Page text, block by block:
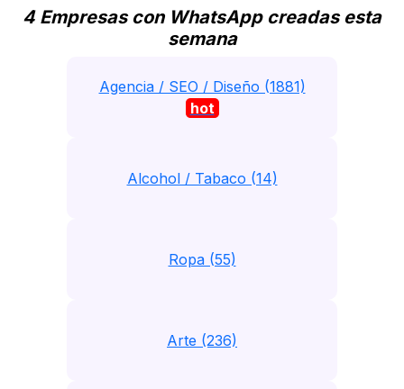
4 Empresas con WhatsApp creadas esta
semana
Agencia / SEO / Diseño (1881)
hot
Alcohol / Tabaco (14)
Ropa (55)
Arte (236)